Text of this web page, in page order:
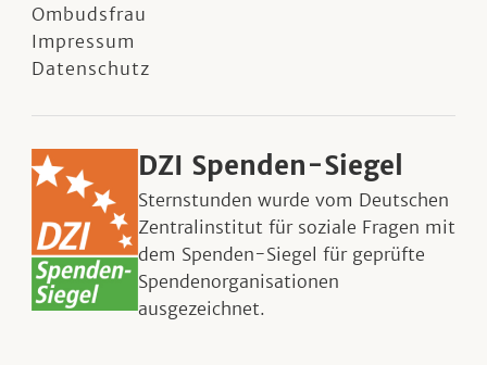
Ombudsfrau
Impressum
Datenschutz
DZI Spenden-Siegel
Sternstunden wurde vom Deutschen
Zentralinstitut für soziale Fragen mit
dem Spenden-Siegel für geprüfte
Spendenorganisationen
ausgezeichnet.